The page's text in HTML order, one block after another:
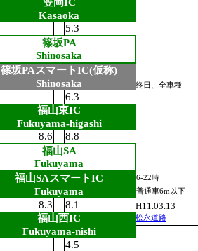
Kasaoka
5.3
篠坂PA
Shinosaka
篠坂PAスマートIC(仮称)
Shinosaka
終日、全車種
6.3
福山東IC
Fukuyama-higashi
8.6
8.8
福山SA
Fukuyama
福山SAスマートIC 6-22時
Fukuyama 普通車6m以下
8.3 8.1 H11.03.13
福山西IC 松永道路
Fukuyama-nishi
4.5